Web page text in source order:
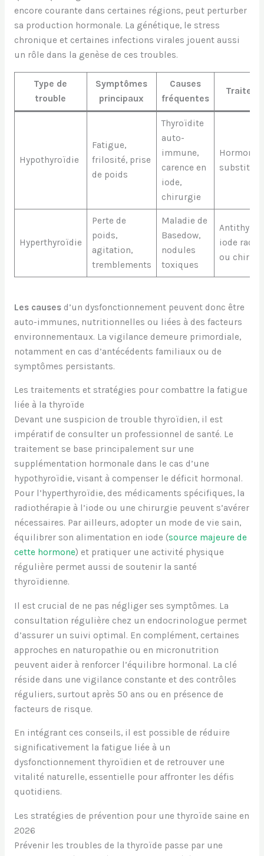
encore courante dans certaines régions, peut perturber
sa production hormonale. La génétique, le stress
chronique et certaines infections virales jouent aussi
un rôle dans la genèse de ces troubles.
Type de
trouble
Symptômes
principaux
Causes
fréquentes
Hypothyroïdie
Fatigue,
frilosité, prise
de poids
Thyroïdite
auto-
immune,
carence en
iode,
chirurgie
Hyperthyroïdie
Perte de
poids,
agitation,
tremblements
Maladie de
Basedow,
nodules
toxiques
iode
ou
Les causesd’un dysfonctionnement peuvent donc être
auto-immunes, nutritionnelles ou liées à des facteurs
environnementaux. La vigilance demeure primordiale,
notamment en cas d’antécédents familiaux ou de
symptômes persistants.
Les traitements et stratégies pour combattre la fatigue
liée à la thyroïde
Devant une suspicion de trouble thyroïdien, il est
impératif de consulter un professionnel de santé. Le
traitement se base principalement sur une
supplémentation hormonale dans le cas d’une
hypothyroïdie, visant à compenser le déficit hormonal.
Pour l’hyperthyroïdie, des médicaments spécifiques, la
radiothérapie à l’iode ou une chirurgie peuvent s’avérer
nécessaires. Par ailleurs, adopter un mode de vie sain,
équilibrer son alimentation en iode (source majeure de
cette hormone) et pratiquer une activité physique
régulière permet aussi de soutenir la santé
thyroïdienne.
Il est crucial de ne pas négliger ses symptômes. La
consultation régulière chez un endocrinologue permet
d’assurer un suivi optimal. En complément, certaines
approches en naturopathie ou en micronutrition
peuvent aider à renforcer l’équilibre hormonal. La clé
réside dans une vigilance constante et des contrôles
réguliers, surtout après 50 ans ou en présence de
facteurs de risque.
En intégrant ces conseils, il est possible de réduire
significativement la fatigue liée à un
dysfonctionnement thyroïdien et de retrouver une
vitalité naturelle, essentielle pour affronter les défis
quotidiens.
Les stratégies de prévention pour une thyroïde saine en
2026
Prévenir les troubles de la thyroïde passe par une